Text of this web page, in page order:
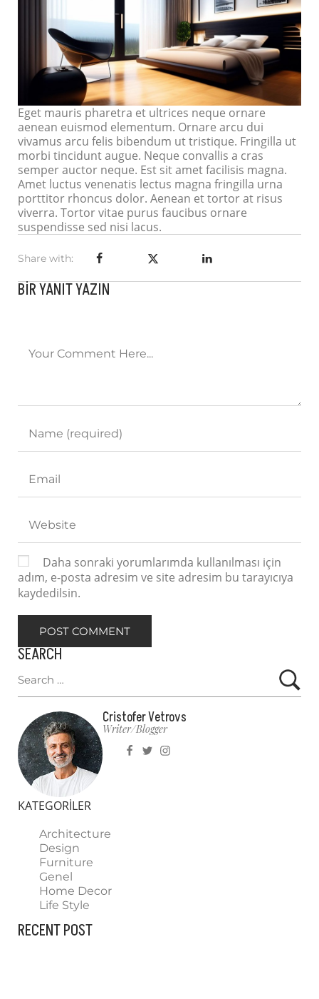
Eget mauris pharetra et ultrices neque ornare
aenean euismod elementum. Ornare arcu dui
vivamus arcu felis bibendum ut tristique. Fringilla ut
morbi tincidunt augue. Neque convallis a cras
semper auctor neque. Est sit amet facilisis magna.
Amet luctus venenatis lectus magna fringilla urna
porttitor rhoncus dolor. Aenean et tortor at risus
viverra. Tortor vitae purus faucibus ornare
suspendisse sed nisi lacus.
Share with:
BIR YANIT YAZIN
Daha sonraki yorumlarımda kullanılması için
adım, e-posta adresim ve site adresim bu tarayıcıya
kaydedilsin.
SEARCH
Cristofer Vetrovs
Writer/blogger
KATEGORILER
Architecture
Design
Furniture
Genel
Home Decor
Life Style
RECENT POST